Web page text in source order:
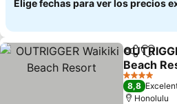
Elige fechas para ver los precios
Compartir
Beach
4 Estrellas
8,8
Honolulu